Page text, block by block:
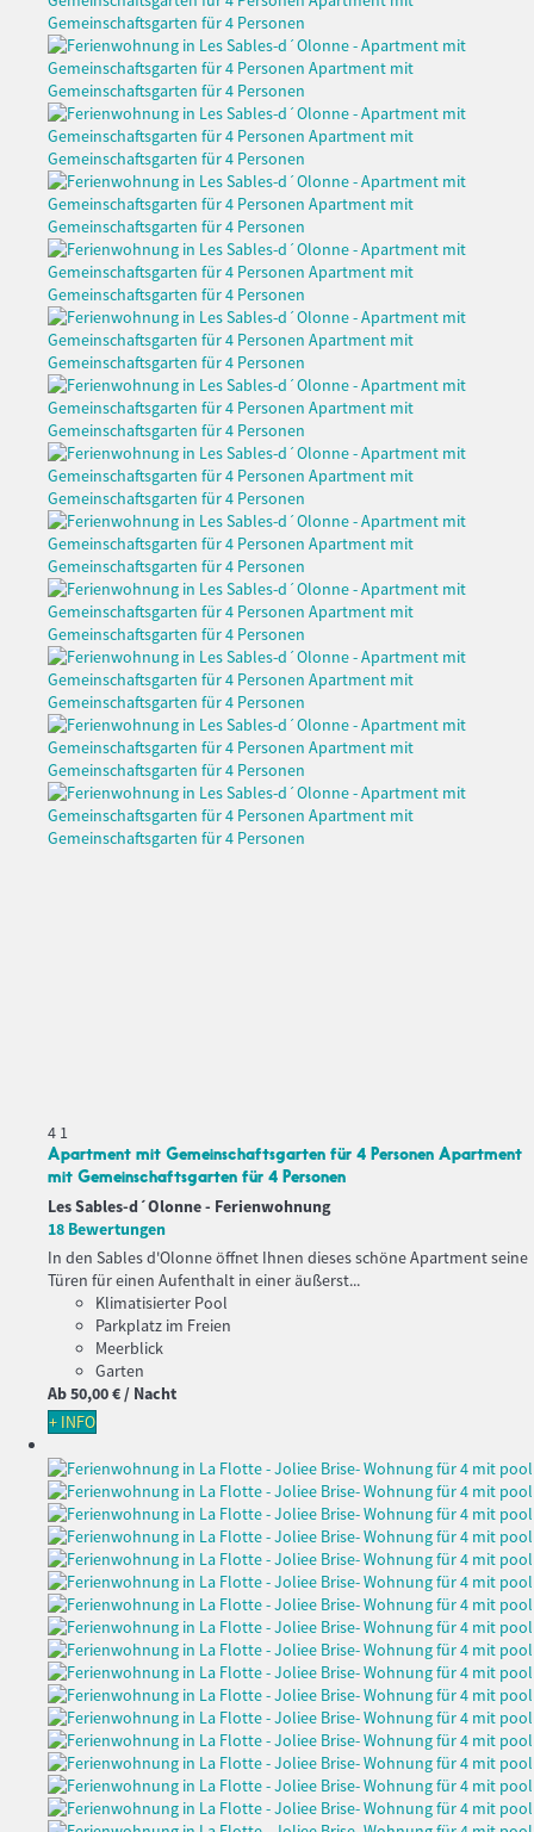
4 1
Apartment mit Gemeinschaftsgarten für 4 Personen Apartment
mit Gemeinschaftsgarten für 4 Personen
Les Sables-d´Olonne - Ferienwohnung
18 Bewertungen
In den Sables d'Olonne öffnet Ihnen dieses schöne Apartment seine
Türen für einen Aufenthalt in einer äußerst...
Klimatisierter Pool
Parkplatz im Freien
Meerblick
Garten
Ab50,00 €/ Nacht
+ INFO